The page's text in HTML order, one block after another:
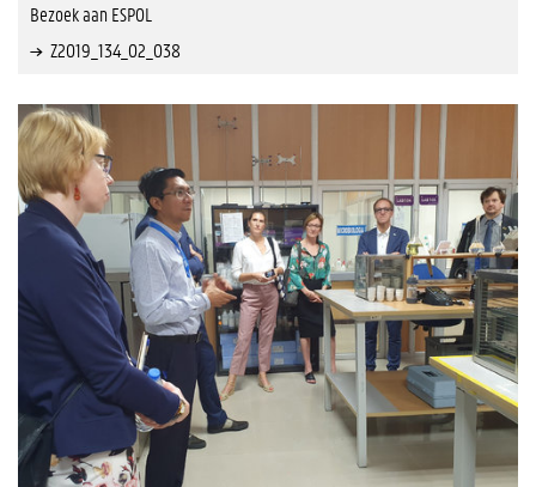
Bezoek aan ESPOL
Z2019_134_02_038